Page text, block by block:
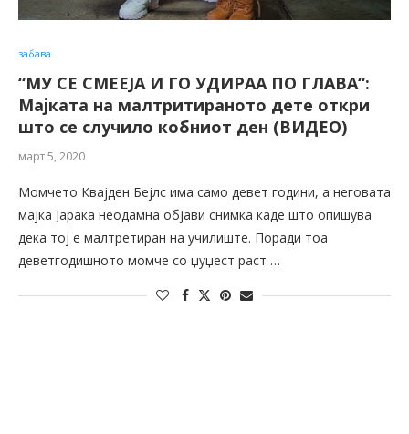
забава
“МУ СЕ СМЕЕЈА И ГО УДИРАА ПО ГЛАВА“:
Мајката на малтритираното дете откри
што се случило кобниот ден (ВИДЕО)
март 5, 2020
Момчето Квајден Бејлс има само девет години, а неговата
мајка Јарака неодамна објави снимка каде што опишува
дека тој е малтретиран на училиште. Поради тоа
деветгодишното момче со џуџест раст …